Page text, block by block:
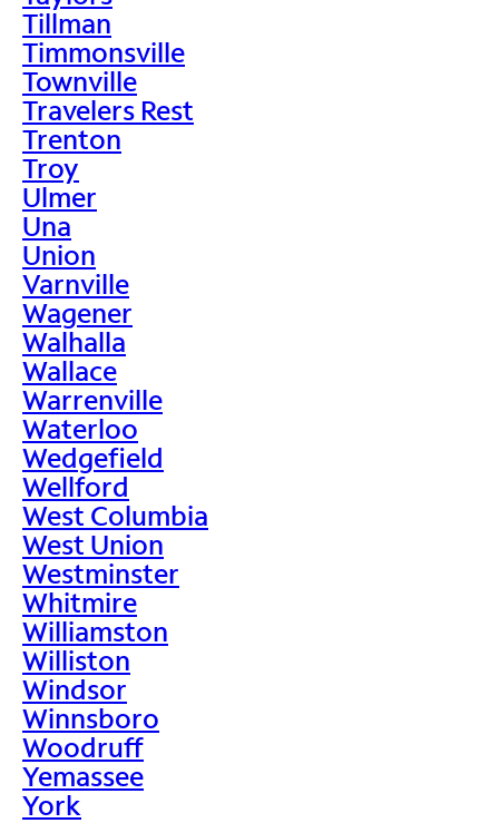
Tillman
Timmonsville
Townville
Travelers Rest
Trenton
Troy
Ulmer
Una
Union
Varnville
Wagener
Walhalla
Wallace
Warrenville
Waterloo
Wedgefield
Wellford
West Columbia
West Union
Westminster
Whitmire
Williamston
Williston
Windsor
Winnsboro
Woodruff
Yemassee
York